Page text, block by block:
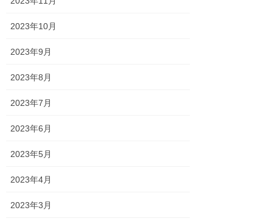
2023年10月
2023年9月
2023年8月
2023年7月
2023年6月
2023年5月
2023年4月
2023年3月